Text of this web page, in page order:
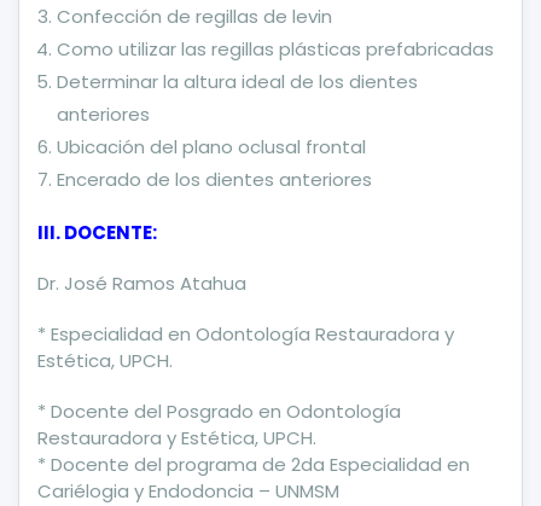
Confección de regillas de levin
Como utilizar las regillas plásticas prefabricadas
Determinar la altura ideal de los dientes
anteriores
Ubicación del plano oclusal frontal
Encerado de los dientes anteriores
III. DOCENTE:
Dr. José Ramos Atahua
* Especialidad en Odontología Restauradora y
Estética, UPCH.
* Docente del Posgrado en Odontología
Restauradora y Estética, UPCH.
* Docente del programa de 2da Especialidad en
Cariélogia y Endodoncia – UNMSM